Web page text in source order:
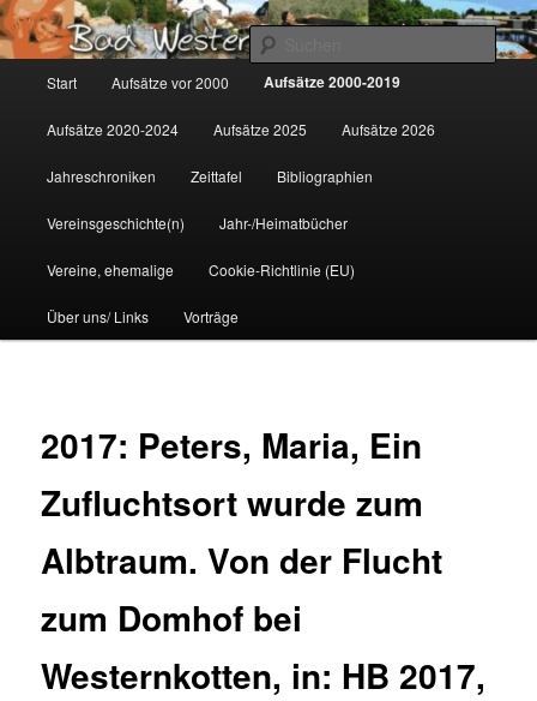
Zum
primären
Inhalt
springen
Gemeinsam für Bad Westernkotten
Start Aufsätze vor 2000 Aufsätze 2000-2019
Aufsätze 2020-2024 Aufsätze 2025 Aufsätze 2026
Jahreschroniken Zeittafel Bibliographien
Vereinsgeschichte(n) Jahr-/Heimatbücher
Vereine, ehemalige Cookie-Richtlinie (EU)
Über uns/ Links Vorträge
2017: Peters, Maria, Ein
Zufluchtsort wurde zum
Albtraum. Von der Flucht
zum Domhof bei
Westernkotten, in: HB 2017,